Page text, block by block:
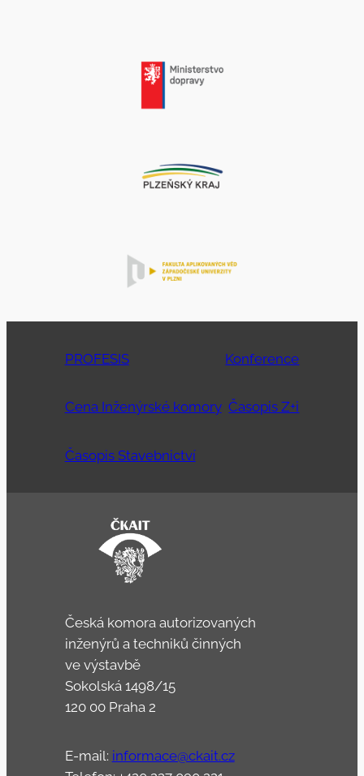
PROFESIS Konference
Cena Inženýrské komory Časopis Z+i
Časopis Stavebnictví
Česká komora autorizovaných
inženýrů a techniků činných
ve výstavbě
Sokolská 1498/15
120 00 Praha 2
E-mail: informace@ckait.cz